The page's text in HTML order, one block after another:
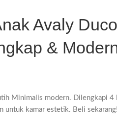
Avaly
&
Minimalis modern. Dilengkapi 4
untuk kamar estetik. Beli sekarang!